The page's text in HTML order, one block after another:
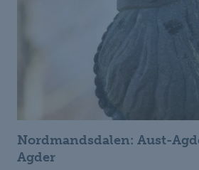
Nordmandsdalen: Aust-
Agder